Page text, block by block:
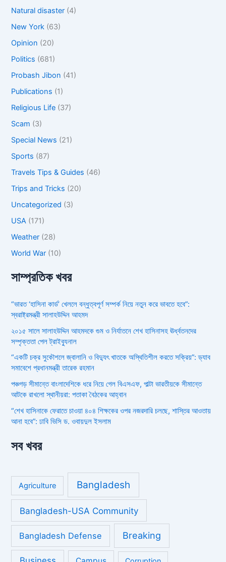
Natural disaster (4)
New York (63)
Opinion (20)
Politics (681)
Probash Jibon (41)
Publications (1)
Religious Life (37)
Scam (3)
Special News (21)
Sports (87)
Travels Tips & Guides (46)
Trips and Tricks (20)
Uncategorized (3)
USA (171)
Weather (28)
World War (10)
সাম্প্রতিক খবর
“ভারত ‘হাসিনা কার্ড’ খেললে বন্ধুত্বপূর্ণ সম্পর্ক নিয়ে নতুন করে ভাবতে হবে”:
স্বরাষ্ট্রমন্ত্রী সালাহউদ্দিন আহমদ
২০১৫ সালে সালাহউদ্দিন আহমদকে গুম ও নির্যাতনে শেখ হাসিনাসহ ঊর্ধ্বতনদের
সম্পৃক্ততা পেল ট্রাইব্যুনাল
“একটি চক্র সুকৌশলে জ্বালানি ও বিদ্যুৎ খাতকে অস্থিতিশীল করতে সক্রিয়”: ড্যাব
সমাবেশে প্রধানমন্ত্রী তারেক রহমান
পঞ্চগড় সীমান্তে বাংলাদেশিকে ধরে নিয়ে গেল বিএসএফ, পাল্টা ভারতীয়কে সীমান্তে
আটকে রাখলো স্থানীয়রা: পতাকা বৈঠকের আহ্বান
“শেখ হাসিনাকে ফেরাতে চাওয়া ৪০৪ শিক্ষকের ওপর নজরদারি চলছে, শাস্তির আওতায়
আনা হবে”: ঢাবি ভিসি ড. ওবায়দুল ইসলাম
সব খবর
Agriculture Bangladesh
Bangladesh-USA Community
Bangladesh Defense Breaking